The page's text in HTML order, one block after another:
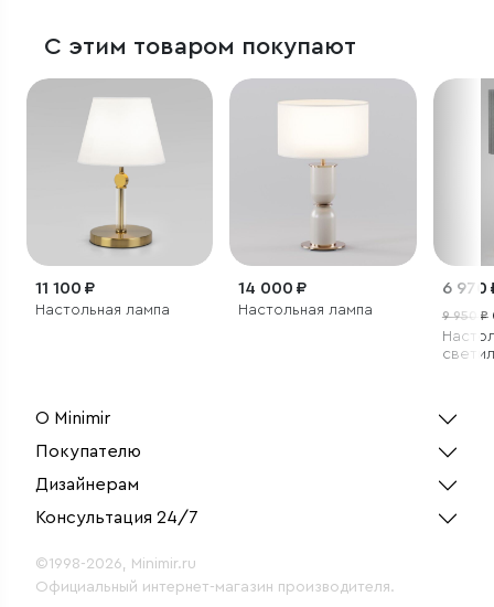
С этим товаром покупают
11 100 ₽
Настольная лампа
14 000 ₽
Настольная лампа
6 970
9 950 ₽
О Minimir
Покупателю
Дизайнерам
Консультация 24/7
©1998-2026, Minimir.ru
Официальный интернет-магазин производителя.